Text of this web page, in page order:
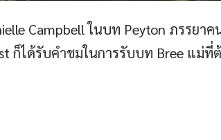
Campbell ในบท Peyton ภรรยาค
ก็ได้รับคำชมในการรับบท Bree แม่ที่